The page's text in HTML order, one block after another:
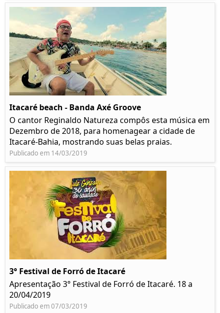
Itacaré beach - Banda Axé Groove
O cantor Reginaldo Natureza compôs esta música em
Dezembro de 2018, para homenagear a cidade de
Itacaré-Bahia, mostrando suas belas praias.
Publicado em 14/03/2019
3° Festival de Forró de Itacaré
Apresentação 3° Festival de Forró de Itacaré. 18 a
20/04/2019
Publicado em 07/03/2019